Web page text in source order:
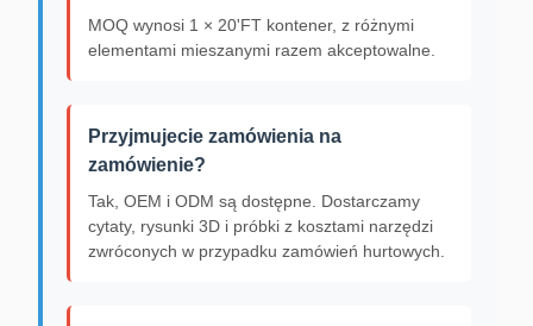
MOQ wynosi 1 × 20'FT kontener, z różnymi
elementami mieszanymi razem akceptowalne.
Przyjmujecie zamówienia na
zamówienie?
Tak, OEM i ODM są dostępne. Dostarczamy
cytaty, rysunki 3D i próbki z kosztami narzędzi
zwróconych w przypadku zamówień hurtowych.